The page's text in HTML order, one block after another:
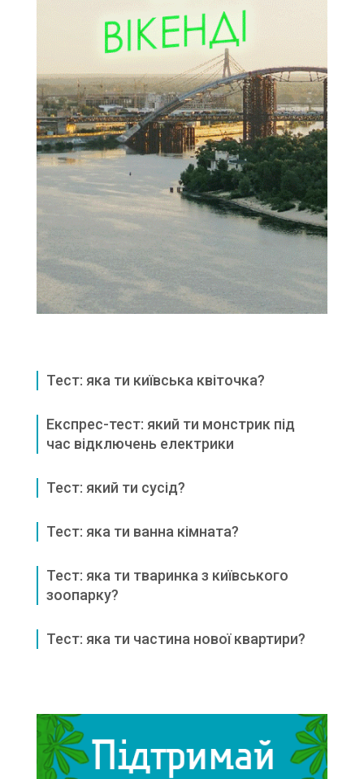
Тест: яка ти київська квіточка?
Експрес-тест: який ти монстрик під
час відключень електрики
Тест: який ти сусід?
Тест: яка ти ванна кімната?
Тест: яка ти тваринка з київського
зоопарку?
Тест: яка ти частина нової квартири?